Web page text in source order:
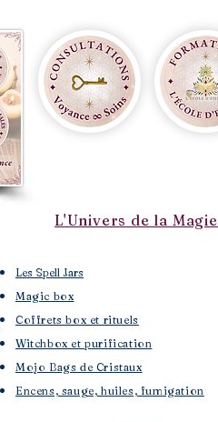
L'Univers de la Magie
Les Spell Jars
Magic box
Coffrets box et rituels
Witchbox et purification
Mojo Bags de Cristaux
Encens, sauge, huiles, fumigation